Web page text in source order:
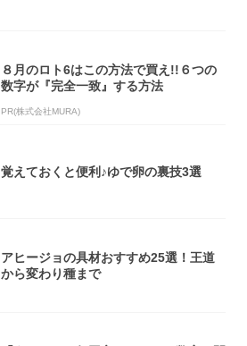
８月のロト6はこの方法で買え!!６つの
数字が『完全一致』する方法
PR(株式会社MURA)
覚えておくと便利♪ゆで卵の裏技3選
アヒージョの具材おすすめ25選！王道
から変わり種まで